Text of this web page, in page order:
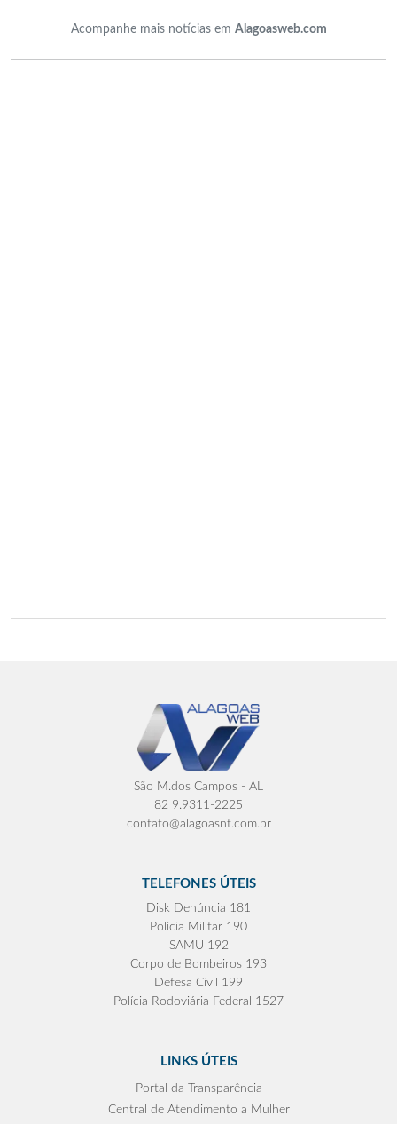
Acompanhe mais notícias em Alagoasweb.com
São M.dos Campos - AL
82 9.9311-2225
contato@alagoasnt.com.br
TELEFONES ÚTEIS
Disk Denúncia 181
Polícia Militar 190
SAMU 192
Corpo de Bombeiros 193
Defesa Civil 199
Polícia Rodoviária Federal 1527
LINKS ÚTEIS
Portal da Transparência
Central de Atendimento a Mulher